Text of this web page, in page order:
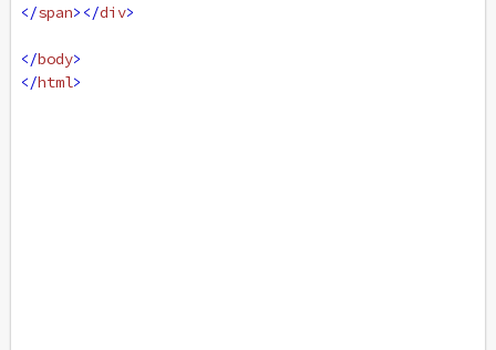
</span></div>
</body>
</html>